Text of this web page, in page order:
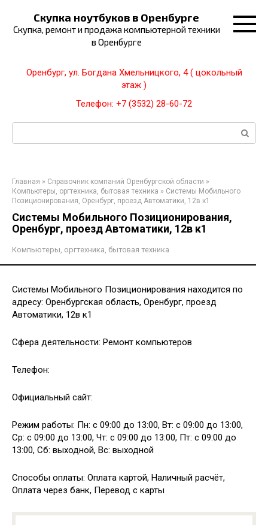
контенту
Скупка ноутбуков в Оренбурге
Скупка, ремонт и продажа компьютерной техники
в Оренбурге
Оренбург, ул. Богдана Хмельницкого, 4 ( цокольный
этаж )
Телефон: +7 (3532) 28-60-72
Поиск:
Главная » Справочник компаний Оренбургской области »
Компьютеры, оргтехника, бытовая техника » Системы Мобильного
Позиционирования, Оренбург, проезд Автоматики, 12в к1
Системы Мобильного Позиционирования,
Оренбург, проезд Автоматики, 12в к1
Компьютеры, оргтехника, бытовая техника
Системы Мобильного Позиционирования находится по
адресу: Оренбургская область, Оренбург, проезд
Автоматики, 12в к1
Сфера деятельности: Ремонт компьютеров
Телефон:
Официальный сайт:
Режим работы: Пн: с 09:00 до 13:00, Вт: с 09:00 до 13:00,
Ср: с 09:00 до 13:00, Чт: с 09:00 до 13:00, Пт: с 09:00 до
13:00, Сб: выходной, Вс: выходной
Способы оплаты: Оплата картой, Наличный расчёт,
Оплата через банк, Перевод с карты